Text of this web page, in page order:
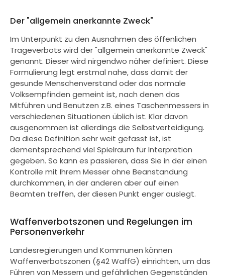
Der "allgemein anerkannte Zweck"
Im Unterpunkt zu den Ausnahmen des öffenlichen
Trageverbots wird der "allgemein anerkannte Zweck"
genannt. Dieser wird nirgendwo näher definiert. Diese
Formulierung legt erstmal nahe, dass damit der
gesunde Menschenverstand oder das normale
Volksempfinden gemeint ist, nach denen das
Mitführen und Benutzen z.B. eines Taschenmessers in
verschiedenen Situationen üblich ist. Klar davon
ausgenommen ist allerdings die Selbstverteidigung.
Da diese Definition sehr weit gefasst ist, ist
dementsprechend viel Spielraum für Interpretion
gegeben. So kann es passieren, dass Sie in der einen
Kontrolle mit Ihrem Messer ohne Beanstandung
durchkommen, in der anderen aber auf einen
Beamten treffen, der diesen Punkt enger auslegt.
Waffenverbotszonen und Regelungen im
Personenverkehr
Landesregierungen und Kommunen können
Waffenverbotszonen (§42 WaffG) einrichten, um das
Führen von Messern und gefährlichen Gegenständen